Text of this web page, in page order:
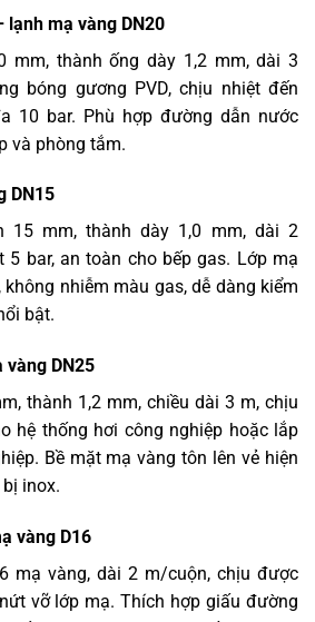
lạnh mạ vàng DN20
mm, thành ống dày 1,2 mm, dài 3
bóng gương PVD, chịu nhiệt đến
10 bar. Phù hợp đường dẫn nước
và phòng tắm.
DN15
15 mm, thành dày 1,0 mm, dài 2
5 bar, an toàn cho bếp gas. Lớp mạ
nhiễm màu gas, dễ dàng kiểm
bật.
vàng DN25
thành 1,2 mm, chiều dài 3 m, chịu
hệ thống hơi công nghiệp hoặc lắp
Bề mặt mạ vàng tôn lên vẻ hiện
inox.
vàng D16
mạ vàng, dài 2 m/cuộn, chịu được
vỡ lớp mạ. Thích hợp giấu đường